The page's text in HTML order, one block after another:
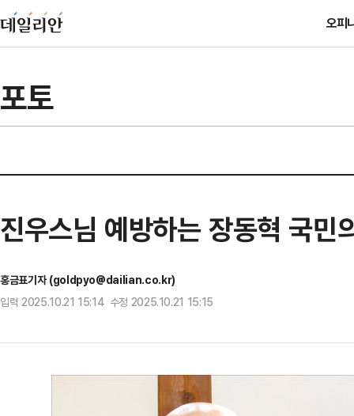
오피
포토
진우스님 예방하는 장동혁 국민
홍금표기자 (goldpyo@dailian.co.kr)
입력 2025.10.21 15:14 수정 2025.10.21 15:15